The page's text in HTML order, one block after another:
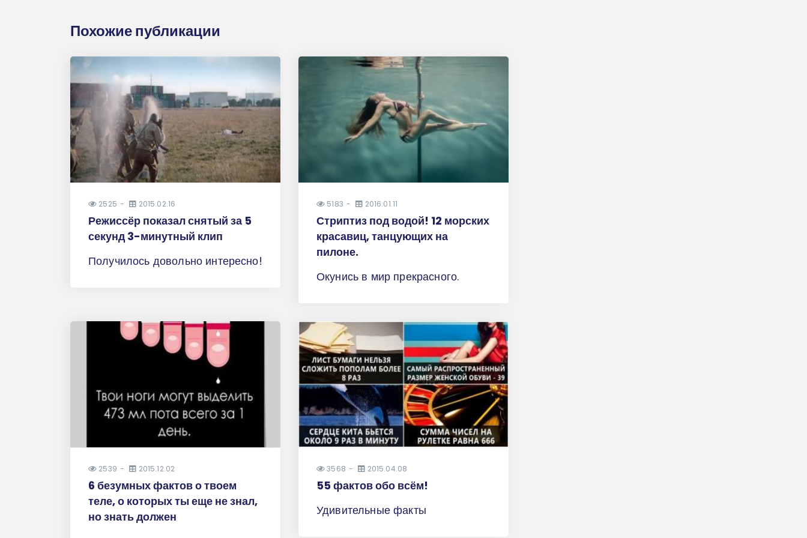
Похожие публикации
2525 2015.02.16
Режиссёр показал снятый за 5
секунд 3-минутный клип
Получилось довольно интересно!
5183 2016.01.11
Стриптиз под водой! 12 морских
красавиц, танцующих на
пилоне.
Окунись в мир прекрасного.
2539 2015.12.02
6 безумных фактов о твоем
теле, о которых ты еще не знал,
но знать должен
3568 2015.04.08
55 фактов обо всём!
Удивительные факты